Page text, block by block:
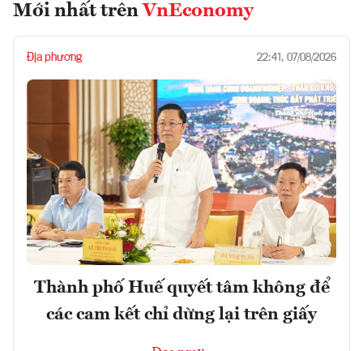
Mới nhất trên VnEconomy
Địa phương 22:41, 07/08/2026
Thành phố Huế quyết tâm không để
các cam kết chỉ dừng lại trên giấy